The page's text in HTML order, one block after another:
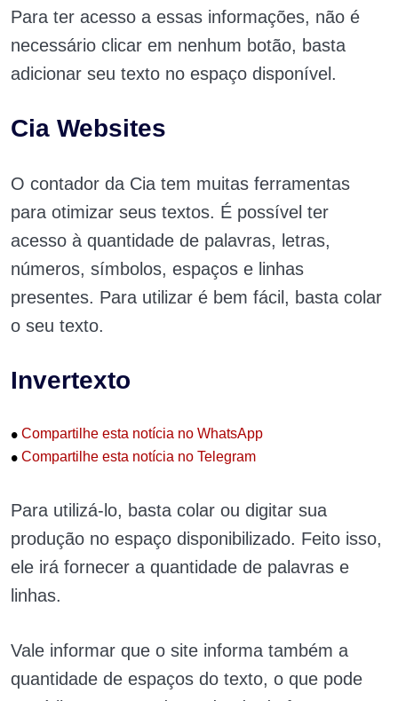
Para ter acesso a essas informações, não é
necessário clicar em nenhum botão, basta
adicionar seu texto no espaço disponível.
Cia Websites
O contador da Cia tem muitas ferramentas
para otimizar seus textos. É possível ter
acesso à quantidade de palavras, letras,
números, símbolos, espaços e linhas
presentes. Para utilizar é bem fácil, basta colar
o seu texto.
Invertexto
• Compartilhe esta notícia no WhatsApp
• Compartilhe esta notícia no Telegram
Para utilizá-lo, basta colar ou digitar sua
produção no espaço disponibilizado. Feito isso,
ele irá fornecer a quantidade de palavras e
linhas.
Vale informar que o site informa também a
quantidade de espaços do texto, o que pode